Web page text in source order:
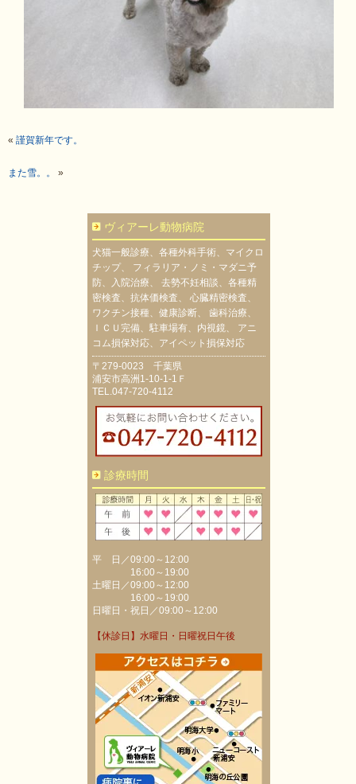
« 謹賀新年です。
また雪。。 »
ヴィアーレ動物病院
犬猫一般診療、各種外科手術、マイクロ
チップ、 フィラリア・ノミ・マダニ予
防、入院治療、 去勢不妊相談、各種精
密検査、抗体価検査、 心臓精密検査、
ワクチン接種、健康診断、 歯科治療、
ＩＣＵ完備、駐車場有、内視鏡、 アニ
コム損保対応、アイペット損保対応
〒279-0023 千葉県
浦安市高洲1-10-1-1Ｆ
TEL.047-720-4112
診療時間
平 日／09:00～12:00
16:00～19:00
土曜日／09:00～12:00
16:00～19:00
日曜日・祝日／09:00～12:00
【休診日】水曜日・日曜祝日午後